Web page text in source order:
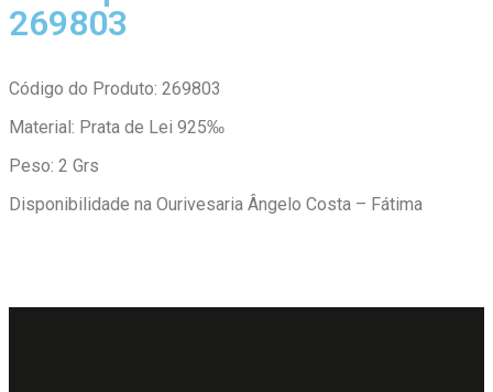
269803
Código do Produto: 269803
Material: Prata de Lei 925‰
Peso: 2 Grs
Disponibilidade na Ourivesaria Ângelo Costa – Fátima